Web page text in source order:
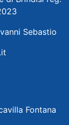
Sebastio
Fontana